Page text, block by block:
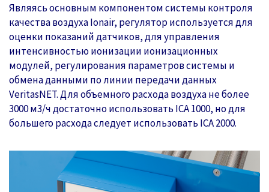
Являясь основным компонентом системы контроля
качества воздуха Ionair, регулятор используется для
оценки показаний датчиков, для управления
интенсивностью ионизации ионизационных
модулей, регулирования параметров системы и
обмена данными по линии передачи данных
VeritasNET. Для объемного расхода воздуха не более
3000 м3/ч достаточно использовать ICA 1000, но для
большего расхода следует использовать ICA 2000.